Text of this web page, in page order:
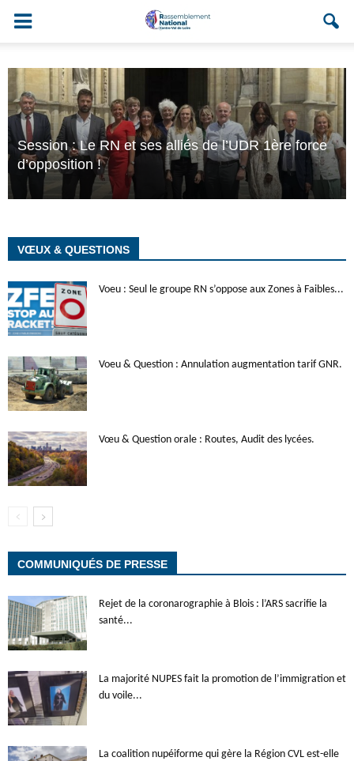
Session : Le RN et ses alliés de l’UDR 1ère force
d’opposition !
VŒUX & QUESTIONS
Voeu : Seul le groupe RN s’oppose aux Zones à Faibles...
Voeu & Question : Annulation augmentation tarif GNR.
Vœu & Question orale : Routes, Audit des lycées.
COMMUNIQUÉS DE PRESSE
Rejet de la coronarographie à Blois : l’ARS sacrifie la
santé...
La majorité NUPES fait la promotion de l’immigration et
du voile...
La coalition nupéiforme qui gère la Région CVL est-elle